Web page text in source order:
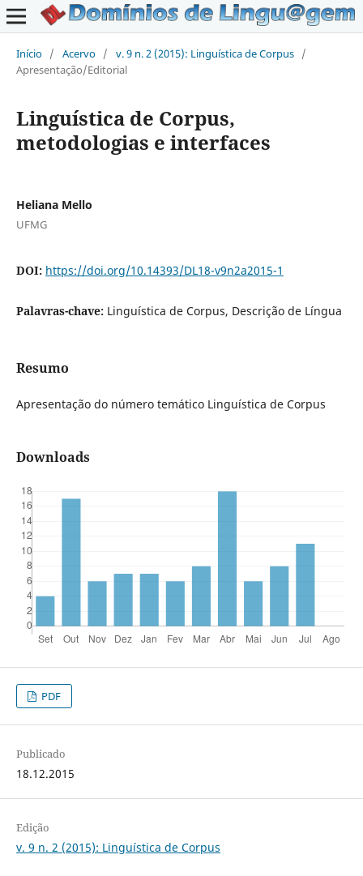
Início / Acervo / v. 9 n. 2 (2015): Linguística de Corpus /
Apresentação/Editorial
Linguística de Corpus,
metodologias e interfaces
Heliana Mello
UFMG
DOI: https://doi.org/10.14393/DL18-v9n2a2015-1
Palavras-chave: Linguística de Corpus, Descrição de Língua
Resumo
Apresentação do número temático Linguística de Corpus
Downloads
PDF
Publicado
18.12.2015
Edição
v. 9 n. 2 (2015): Linguística de Corpus